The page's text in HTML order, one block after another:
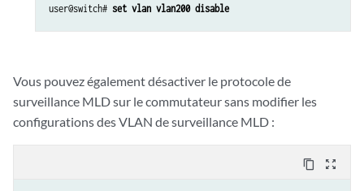
user@switch# set vlan vlan200 disable
Vous pouvez également désactiver le protocole de
surveillance MLD sur le commutateur sans modifier les
configurations des VLAN de surveillance MLD :
content_copy zoom_out_map